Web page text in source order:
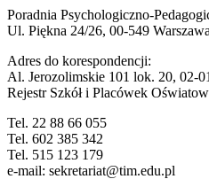
Poradnia Psychologiczno-
Ul. Piękna 24/26, 00-549 Warszawa
Adres do korespondencji:
Al. Jerozolimskie 101 lok. 20, 02-
Rejestr Szkół i Placówek
Tel. 22 88 66 055
Tel. 602 385 342
Tel. 515 123 179
e-mail: sekretariat@tim.edu.pl